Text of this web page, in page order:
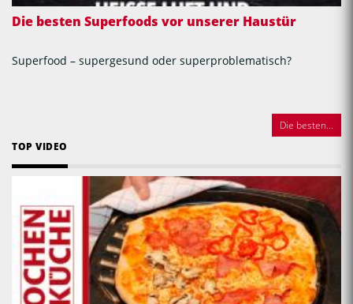
Die besten Superfoods vor unserer Haustür
Superfood – supergesund oder superproblematisch?
Die besten...
TOP VIDEO